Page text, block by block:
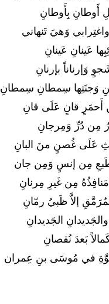
أَوطانِ بِأَوطانِ
وَهيَ تَنهاني
عَينانِ عَينانِ
وَإرناناً بإرنانِ
وَجنَتِها سِمطانِ سِمطانِ
أَحمَرٍ قانٍ عَلَى قانِ
مِن دُرِّ وَمِرجانِ
عَلَى غُصنٍ منَ البانِ
مِن إنسٍ وَمِن جان
مِن غَيرِ مِرنانِ
إلاَّ ظَبيُ رمّانِ
الجَديدانِ
بَعدَ نُقصانِ
في مُوسَى بنِ عِمران